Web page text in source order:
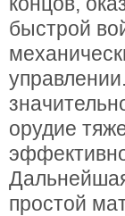
быстрой
орудие
простой